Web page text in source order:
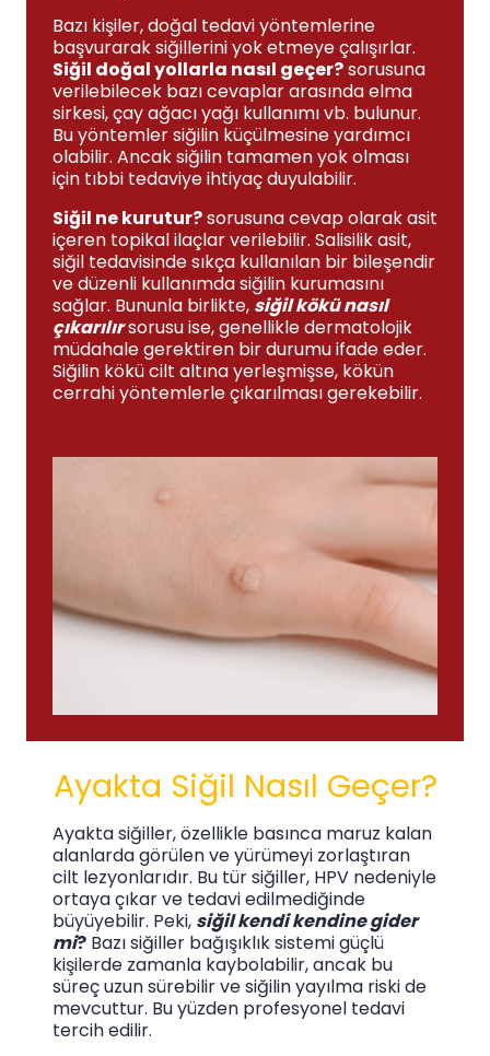
Bazı kişiler, doğal tedavi yöntemlerine
başvurarak siğillerini yok etmeye çalışırlar.
Siğil doğal yollarla nasıl geçer?sorusuna
verilebilecek bazı cevaplar arasında elma
sirkesi, çay ağacı yağı kullanımı vb. bulunur.
Bu yöntemler siğilin küçülmesine yardımcı
olabilir. Ancak siğilin tamamen yok olması
için tıbbi tedaviye ihtiyaç duyulabilir.
Siğil ne kurutur?sorusuna cevap olarak asit
içeren topikal ilaçlar verilebilir. Salisilik asit,
siğil tedavisinde sıkça kullanılan bir bileşendir
ve düzenli kullanımda siğilin kurumasını
sağlar. Bununla birlikte, siğil kökü nasıl
çıkarılırsorusu ise, genellikle dermatolojik
müdahale gerektiren bir durumu ifade eder.
Siğilin kökü cilt altına yerleşmişse, kökün
cerrahi yöntemlerle çıkarılması gerekebilir.
Ayakta Siğil Nasıl Geçer?
Ayakta siğiller, özellikle basınca maruz kalan
alanlarda görülen ve yürümeyi zorlaştıran
cilt lezyonlarıdır. Bu tür siğiller, HPV nedeniyle
ortaya çıkar ve tedavi edilmediğinde
büyüyebilir. Peki, siğil kendi kendine gider
mi? Bazı siğiller bağışıklık sistemi güçlü
kişilerde zamanla kaybolabilir, ancak bu
süreç uzun sürebilir ve siğilin yayılma riski de
mevcuttur. Bu yüzden profesyonel tedavi
tercih edilir.